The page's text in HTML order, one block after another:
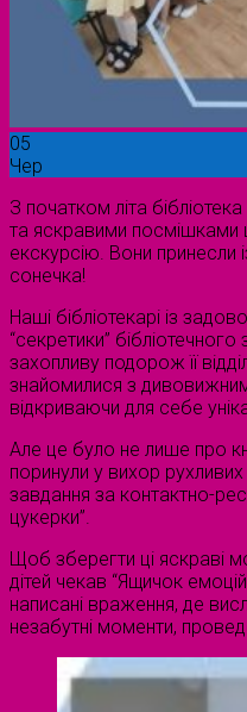
05
Чер
З початком літа
та яскравими посмішками
екскурсію. Вони
сонечка!
Наші бібліотекарі із
“секретики”
захопливу подорож її
знайомилися з
відкриваючи для себе
Але це було не лише про
поринули у вихор
завдання за контактно-
цукерки”.
Щоб зберегти ці яскраві
дітей чекав “Ящичок
написані враження, де
незабутні моменти,